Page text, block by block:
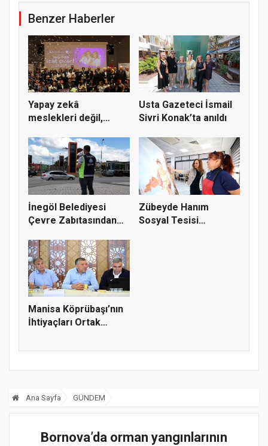
Benzer Haberler
Yapay zekâ
meslekleri değil,
Usta Gazeteci İsmail
Sivri Konak’ta anıldı
İnegöl Belediyesi
Çevre Zabıtasından
Zübeyde Hanım
Sosyal Tesisi
Manisa Köprübaşı’nın
İhtiyaçları Ortak
Ana Sayfa GÜNDEM
Bornova’da orman yangınlarının